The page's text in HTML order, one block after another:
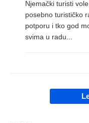
Njemački turisti
posebno turističko
potporu i tko god
svima u radu...